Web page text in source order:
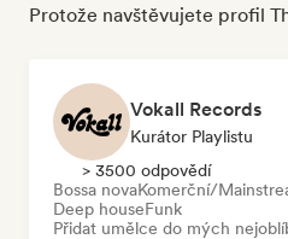
Protože navštěvujete profil
Vokall Records
Kurátor Playlistu
> 3500 odpovědí
Bossa novaKomerční/
Deep houseFunk
Přidat umělce do mých